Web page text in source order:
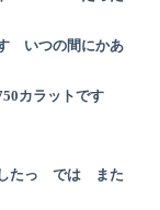
いつの間にかあ
カラットです
したっ では また